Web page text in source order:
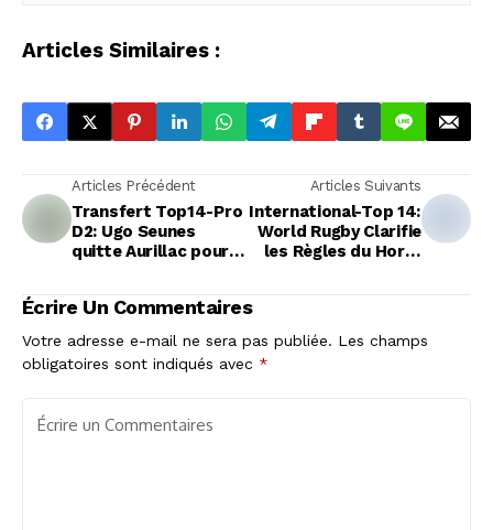
Articles Similaires :
Articles Précédent
Transfert Top14-Pro
D2: Ugo Seunes
quitte Aurillac pour
Articles Suivants
International-Top 14:
World Rugby Clarifie
les Règles du Hors-
Écrire Un Commentaires
Votre adresse e-mail ne sera pas publiée. Les champs
obligatoires sont indiqués avec *